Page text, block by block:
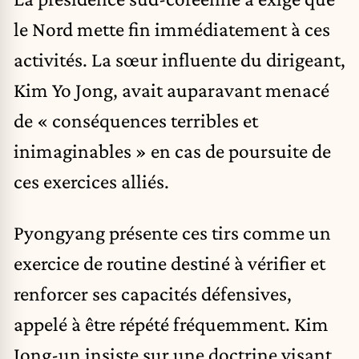
le Nord mette fin immédiatement à ces
activités. La sœur influente du dirigeant,
Kim Yo Jong, avait auparavant menacé
de « conséquences terribles et
inimaginables » en cas de poursuite de
ces exercices alliés.
Pyongyang présente ces tirs comme un
exercice de routine destiné à vérifier et
renforcer ses capacités défensives,
appelé à être répété fréquemment. Kim
Jong-un insiste sur une doctrine visant,